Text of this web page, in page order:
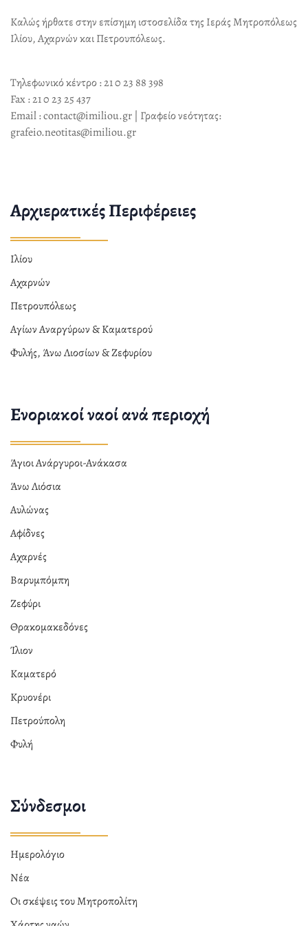
Καλώς ήρθατε στην επίσημη ιστοσελίδα της Ιεράς Μητροπόλεως
Ιλίου, Αχαρνών και Πετρουπόλεως.
Τηλεφωνικό κέντρο : 21 0 23 88 398
Fax : 21 0 23 25 437
Email : contact@imiliou.gr | Γραφείο νεότητας:
grafeio.neotitas@imiliou.gr
Αρχιερατικές Περιφέρειες
Ιλίου
Αχαρνών
Πετρουπόλεως
Αγίων Αναργύρων & Καματερού
Φυλής, Άνω Λιοσίων & Ζεφυρίου
Ενοριακοί ναοί ανά περιοχή
Άγιοι Ανάργυροι-Ανάκασα
Άνω Λιόσια
Αυλώνας
Αφίδνες
Αχαρνές
Βαρυμπόμπη
Ζεφύρι
Θρακομακεδόνες
Ίλιον
Καματερό
Κρυονέρι
Πετρούπολη
Φυλή
Σύνδεσμοι
Ημερολόγιο
Νέα
Οι σκέψεις του Μητροπολίτη